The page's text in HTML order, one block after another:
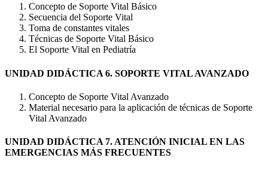
Concepto de Soporte Vital Básico
Secuencia del Soporte Vital
Toma de constantes vitales
Técnicas de Soporte Vital Básico
El Soporte Vital en Pediatría
UNIDAD DIDÁCTICA 6. SOPORTE VITAL AVANZADO
Concepto de Soporte Vital Avanzado
Material necesario para la aplicación de técnicas de Soporte
Vital Avanzado
UNIDAD DIDÁCTICA 7. ATENCIÓN INICIAL EN LAS
EMERGENCIAS MÁS FRECUENTES